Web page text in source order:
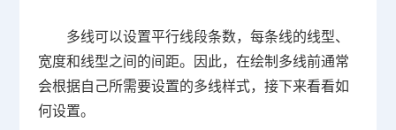
多线可以设置平行线段条数，每条线的线型、
宽度和线型之间的间距。因此，在绘制多线前通常
会根据自己所需要设置的多线样式，接下来看看如
何设置。